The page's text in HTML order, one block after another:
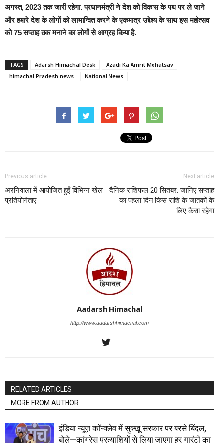
अगस्त, 2023 तक जारी रहेगा. प्रधानमंत्री ने देश को विकास के पथ पर ले जाने
और हमारे देश के लोगों को लाभान्वित करने के एकमात्र उद्देश्य के साथ इस महोत्‍सव
को 75 सप्ताह तक मनाने का लोगों से आग्रह किया है.
TAGS Adarsh Himachal Desk
Azadi Ka Amrit Mohatsav
himachal Pradesh news
National News
Previous article
अरनियाला में आयोजित हुईं विभिन्न खेल
प्रतियोगिताएं
Next article
दैनिक राशिफल 20 सितंबर: जानिए सप्ताह
का पहला दिन किस राशि के जातकों के
लिए कैसा रहेगा
Aadarsh Himachal
http://www.aadarshhimachal.com
RELATED ARTICLES
MORE FROM AUTHOR
इंडिया न्यूज़ कॉन्क्लेव में सुक्खू सरकार पर बरसे बिंदल,
बोले—कांग्रेस प्रत्याशियों से लिया जाएगा हर गारंटी का